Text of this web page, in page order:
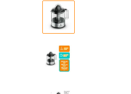
secadora